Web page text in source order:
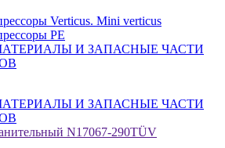
Verticus. Mini verticus
PE
И ЗАПАСНЫЕ ЧАСТИ
И ЗАПАСНЫЕ ЧАСТИ
N17067-290TÜV